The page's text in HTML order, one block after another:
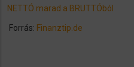
NETTÓ marad a BRUTTÓból
​ Forrás: Finanztip.de